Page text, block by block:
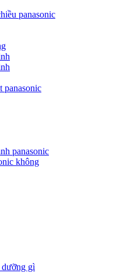
panasonic
panasonic
panasonic
không
dưỡng gì